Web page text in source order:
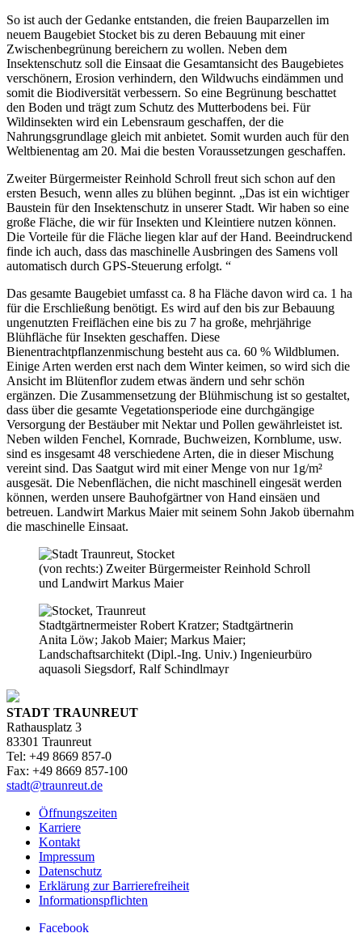
So ist auch der Gedanke entstanden, die freien Bauparzellen im
neuem Baugebiet Stocket bis zu deren Bebauung mit einer
Zwischenbegrünung bereichern zu wollen. Neben dem
Insektenschutz soll die Einsaat die Gesamtansicht des Baugebietes
verschönern, Erosion verhindern, den Wildwuchs eindämmen und
somit die Biodiversität verbessern. So eine Begrünung beschattet
den Boden und trägt zum Schutz des Mutterbodens bei. Für
Wildinsekten wird ein Lebensraum geschaffen, der die
Nahrungsgrundlage gleich mit anbietet. Somit wurden auch für den
Weltbienentag am 20. Mai die besten Voraussetzungen geschaffen.
Zweiter Bürgermeister Reinhold Schroll freut sich schon auf den
ersten Besuch, wenn alles zu blühen beginnt. „Das ist ein wichtiger
Baustein für den Insektenschutz in unserer Stadt. Wir haben so eine
große Fläche, die wir für Insekten und Kleintiere nutzen können.
Die Vorteile für die Fläche liegen klar auf der Hand. Beeindruckend
finde ich auch, dass das maschinelle Ausbringen des Samens voll
automatisch durch GPS-Steuerung erfolgt. “
Das gesamte Baugebiet umfasst ca. 8 ha Fläche davon wird ca. 1 ha
für die Erschließung benötigt. Es wird auf den bis zur Bebauung
ungenutzten Freiflächen eine bis zu 7 ha große, mehrjährige
Blühfläche für Insekten geschaffen. Diese
Bienentrachtpflanzenmischung besteht aus ca. 60 % Wildblumen.
Einige Arten werden erst nach dem Winter keimen, so wird sich die
Ansicht im Blütenflor zudem etwas ändern und sehr schön
ergänzen. Die Zusammensetzung der Blühmischung ist so gestaltet,
dass über die gesamte Vegetationsperiode eine durchgängige
Versorgung der Bestäuber mit Nektar und Pollen gewährleistet ist.
Neben wilden Fenchel, Kornrade, Buchweizen, Kornblume, usw.
sind es insgesamt 48 verschiedene Arten, die in dieser Mischung
vereint sind. Das Saatgut wird mit einer Menge von nur 1g/m²
ausgesät. Die Nebenflächen, die nicht maschinell eingesät werden
können, werden unsere Bauhofgärtner von Hand einsäen und
betreuen. Landwirt Markus Maier mit seinem Sohn Jakob übernahm
die maschinelle Einsaat.
(von rechts:) Zweiter Bürgermeister Reinhold Schroll
und Landwirt Markus Maier
Stadtgärtnermeister Robert Kratzer; Stadtgärtnerin
Anita Löw; Jakob Maier; Markus Maier;
Landschaftsarchitekt (Dipl.-Ing. Univ.) Ingenieurbüro
aquasoli Siegsdorf, Ralf Schindlmayr
STADT TRAUNREUT
Rathausplatz 3
83301 Traunreut
Tel: +49 8669 857-0
Fax: +49 8669 857-100
stadt@traunreut.de
Öffnungszeiten
Karriere
Kontakt
Impressum
Datenschutz
Erklärung zur Barrierefreiheit
Informationspflichten
Facebook